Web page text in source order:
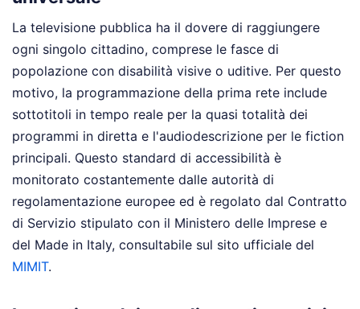
La televisione pubblica ha il dovere di raggiungere
ogni singolo cittadino, comprese le fasce di
popolazione con disabilità visive o uditive. Per questo
motivo, la programmazione della prima rete include
sottotitoli in tempo reale per la quasi totalità dei
programmi in diretta e l'audiodescrizione per le fiction
principali. Questo standard di accessibilità è
monitorato costantemente dalle autorità di
regolamentazione europee ed è regolato dal Contratto
di Servizio stipulato con il Ministero delle Imprese e
del Made in Italy, consultabile sul sito ufficiale del
MIMIT.